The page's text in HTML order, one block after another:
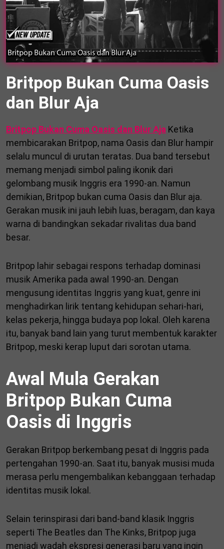
Britpop Bukan Cuma Oasis
dan Blur Aja
Britpop Bukan Cuma Oasis dan Blur Aja Ketika
membicarakan Britpop, nama Oasis dan Blur hampir
selalu muncul di urutan teratas. Dua band tersebut
memang menjadi simbol paling ikonik dari
gelombang musik Inggris era 1990-an. Namun
demikian, Britpop bukan cuma Oasis dan Blur aja.
Gerakan musik ini jauh lebih luas, beragam, dan kaya
warna di bandingkan sekadar rivalitas dua band
besar.
Britpop lahir sebagai respons terhadap dominasi
musik Amerika pada awal 1990-an. Dengan
mengusung identitas Inggris yang kuat, genre ini
menghadirkan lirik tentang kehidupan sehari-hari,
kelas pekerja, hingga budaya pop lokal. Oleh karena
itu, banyak band lain yang turut membentuk karakter
Britpop, meski kerap luput dari sorotan utama.
Awal Mula Gerakan
Britpop Bukan Cuma
Oasis di Inggris
Gerakan Britpop berkembang pesat di Inggris pada
pertengahan 1990-an. Saat itu, banyak musisi muda
merasa perlu mengembalikan kebanggaan terhadap
identitas musik lokal.
Selain terinspirasi dari band-band klasik Inggris
seperti The Beatles dan The Kinks, Britpop juga
menjadi wadah ekspresi generasi baru yang ingin